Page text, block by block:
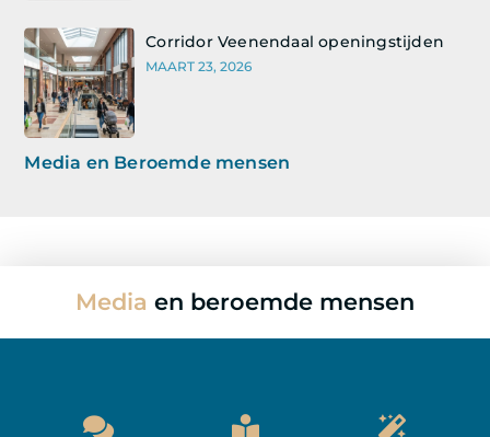
Corridor Veenendaal openingstijden
MAART 23, 2026
Media en Beroemde mensen
Media en beroemde mensen